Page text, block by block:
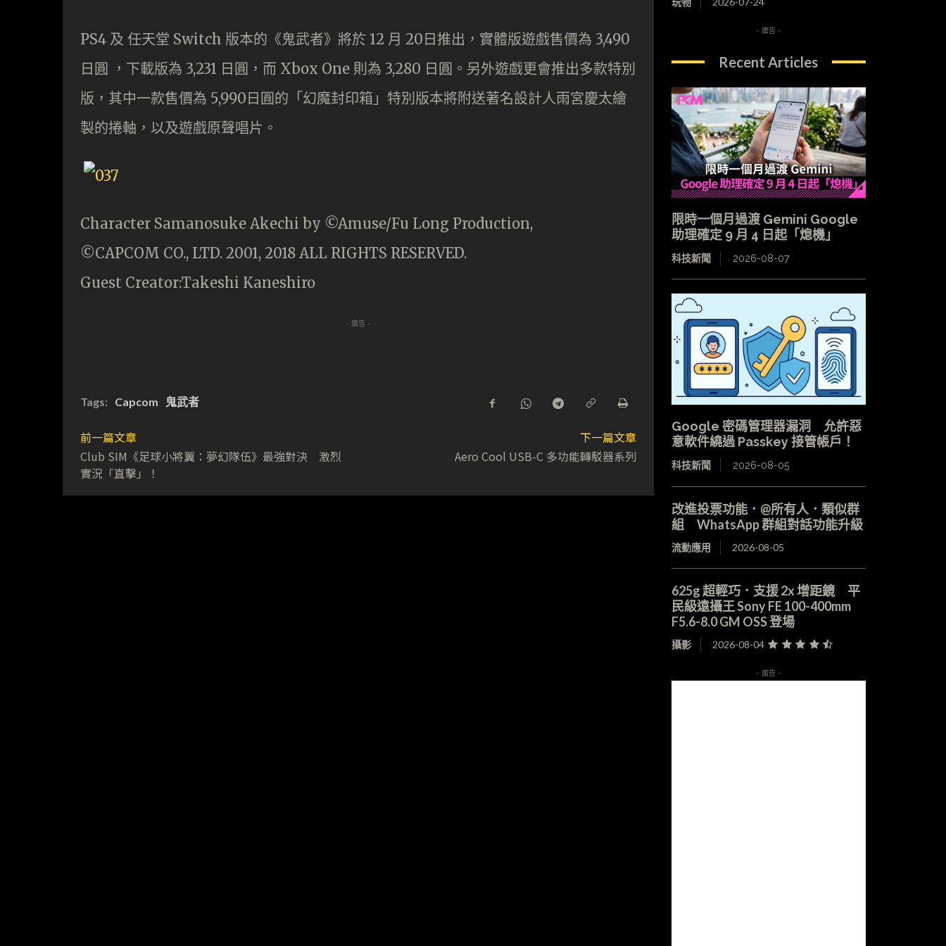
PS4 及 任天堂 Switch 版本的《鬼武者》將於 12 月 20日推出，實體版遊戲售價為 3,490
日圓 ，下載版為 3,231 日圓，而 Xbox One 則為 3,280 日圓。另外遊戲更會推出多款特別
版，其中一款售價為 5,990日圓的「幻魔封印箱」特別版本將附送著名設計人雨宮慶太繪
製的捲軸，以及遊戲原聲唱片。
Character Samanosuke Akechi by ©Amuse/Fu Long Production,
©CAPCOM CO., LTD. 2001, 2018 ALL RIGHTS RESERVED.
Guest Creator:Takeshi Kaneshiro
- 廣告 -
Tags: Capcom 鬼武者
前一篇文章
Club SIM《足球小將翼：夢幻隊伍》最強對決 激烈
實況「直擊」！
下一篇文章
Aero Cool USB-C 多功能轉駁器系列
- 廣告 -
Recent Articles
限時一個月過渡 Gemini Google
助理確定 9 月 4 日起「熄機」
科技新聞 2026-08-07
Google 密碼管理器漏洞 允許惡
意軟件繞過 Passkey 接管帳戶！
科技新聞 2026-08-05
改進投票功能．@所有人．類似群
組 WhatsApp 群組對話功能升級
流動應用 2026-08-05
625g 超輕巧．支援 2x 增距鏡 平
民級遠攝王 Sony FE 100-400mm
F5.6-8.0 GM OSS 登場
攝影 2026-08-04
- 廣告 -